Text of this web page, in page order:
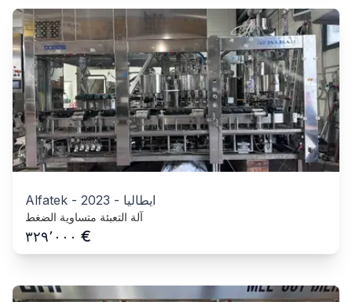
Alfatek - 2023 - ايطاليا
آلة التعبئة متساوية الضغط
٣٢٩٬٠٠٠ €